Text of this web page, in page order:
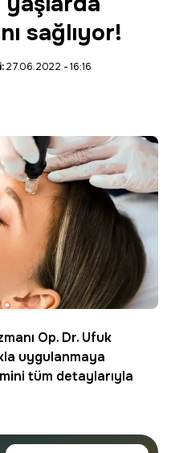
sağlıyor!
27.06.2022 - 16:16
Op. Dr. Ufuk
uygulanmaya
tüm detaylarıyla